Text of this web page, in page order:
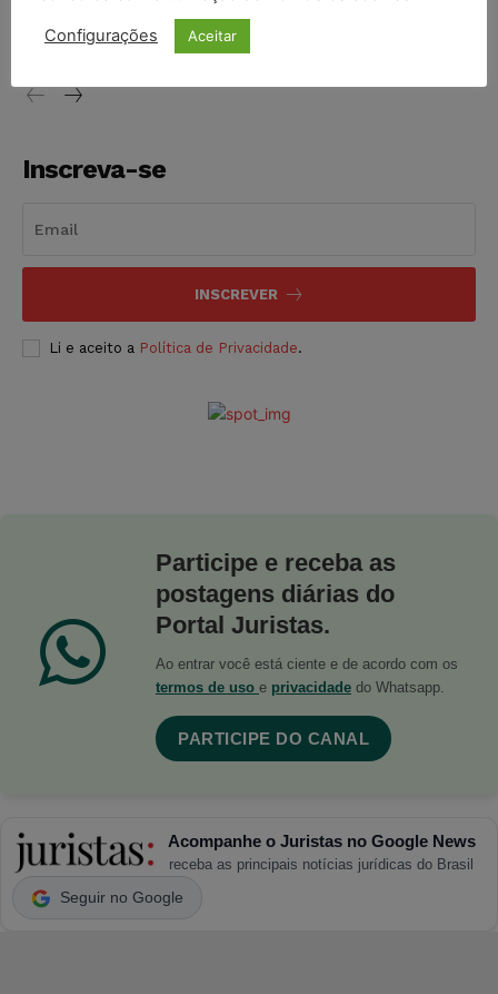
vendia canetas emagrecedoras no local de trabalho
NOTÍCIAS 07/08/2026
Inscreva-se
INSCREVER
Li e aceito a Política de Privacidade.
Participe e receba as
postagens diárias do
Portal Juristas.
Ao entrar você está ciente e de acordo com os
termos de uso e privacidade do Whatsapp.
PARTICIPE DO CANAL
Acompanhe o Juristas no Google News
receba as principais notícias jurídicas do Brasil
Seguir no Google
Configurações Aceitar